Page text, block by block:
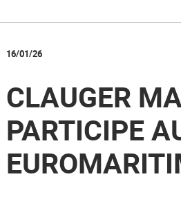
16/01/26
CLAUGER
PARTICIPE